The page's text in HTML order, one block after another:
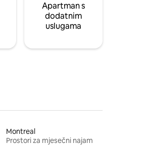
Apartman s
dodatnim
uslugama
Montreal
Prostori za mjesečni najam